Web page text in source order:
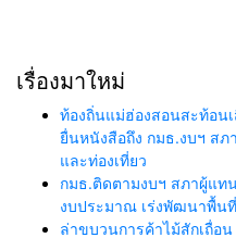
เรื่องมาใหม่
ท้องถิ่นแม่ฮ่องสอนสะท้อน
ยื่นหนังสือถึง กมธ.งบฯ ส
และท่องเที่ยว
กมธ.ติดตามงบฯ สภาผู้แท
งบประมาณ เร่งพัฒนาพื้น
ล่าขบวนการค้าไม้สักเถื่อ